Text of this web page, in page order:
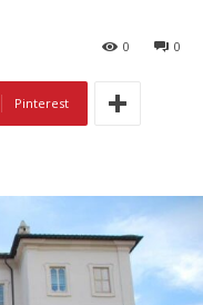
0
0
Pinterest